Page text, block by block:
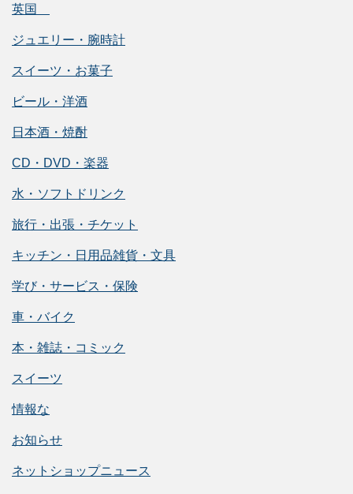
英国
ジュエリー・腕時計
スイーツ・お菓子
ビール・洋酒
日本酒・焼酎
CD・DVD・楽器
水・ソフトドリンク
旅行・出張・チケット
キッチン・日用品雑貨・文具
学び・サービス・保険
車・バイク
本・雑誌・コミック
スイーツ
情報な
お知らせ
ネットショップニュース